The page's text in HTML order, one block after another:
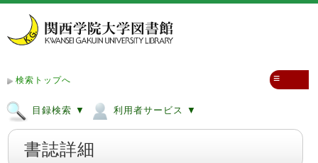
検索トップへ
目録検索 ▼ 利用者サービス ▼
≡
書誌詳細